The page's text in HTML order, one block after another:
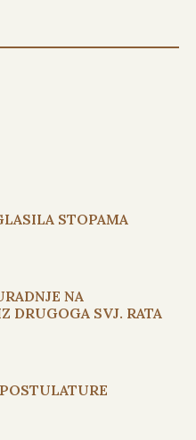
STOPAMA
NA
DRUGOGA SVJ. RATA